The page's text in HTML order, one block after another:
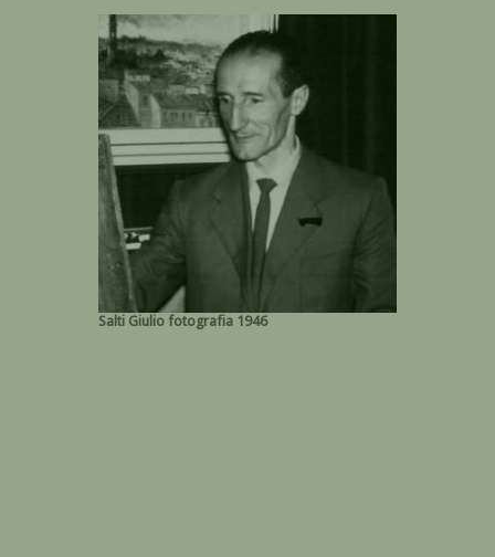
Salti Giulio fotografia 1946